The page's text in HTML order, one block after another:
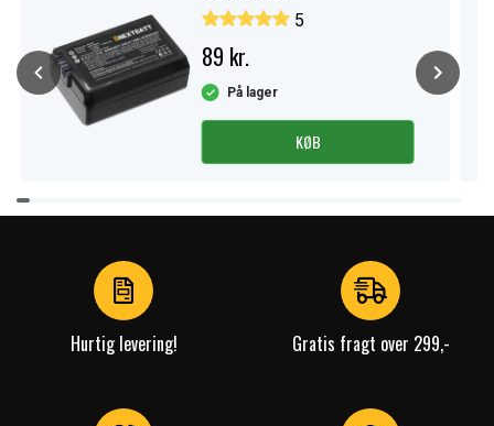
5
89 kr.
På lager
KØB
Item
1
Hurtig levering! Gratis fragt over 299,-